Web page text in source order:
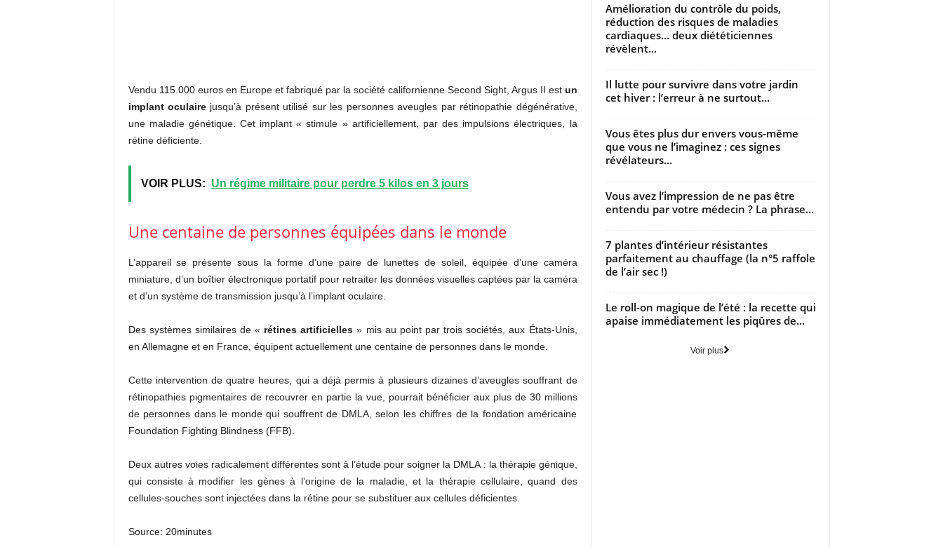
Vendu 115.000 euros en Europe et fabriqué par la société californienne Second Sight, Argus II est un
implant oculairejusqu’à présent utilisé sur les personnes aveugles par rétinopathie dégénérative,
une maladie génétique. Cet implant « stimule » artificiellement, par des impulsions électriques, la
rétine déficiente.
VOIR PLUS: Un régime militaire pour perdre 5 kilos en 3 jours
Une centaine de personnes équipées dans le monde
L’appareil se présente sous la forme d’une paire de lunettes de soleil, équipée d’une caméra
miniature, d’un boîtier électronique portatif pour retraiter les données visuelles captées par la caméra
et d’un système de transmission jusqu’à l’implant oculaire.
Des systèmes similaires de « rétines artificielles » mis au point par trois sociétés, aux États-Unis,
en Allemagne et en France, équipent actuellement une centaine de personnes dans le monde.
Cette intervention de quatre heures, qui a déjà permis à plusieurs dizaines d’aveugles souffrant de
rétinopathies pigmentaires de recouvrer en partie la vue, pourrait bénéficier aux plus de 30 millions
de personnes dans le monde qui souffrent de DMLA, selon les chiffres de la fondation américaine
Foundation Fighting Blindness (FFB).
Deux autres voies radicalement différentes sont à l’étude pour soigner la DMLA : la thérapie génique,
qui consiste à modifier les gènes à l’origine de la maladie, et la thérapie cellulaire, quand des
cellules-souches sont injectées dans la rétine pour se substituer aux cellules déficientes.
Source: 20minutes
Amélioration du contrôle du poids,
réduction des risques de maladies
cardiaques… deux diététiciennes
révèlent...
Il lutte pour survivre dans votre jardin
cet hiver : l’erreur à ne surtout...
Vous êtes plus dur envers vous-même
que vous ne l’imaginez : ces signes
révélateurs...
Vous avez l’impression de ne pas être
entendu par votre médecin ? La phrase...
7 plantes d’intérieur résistantes
parfaitement au chauffage (la n°5 raffole
de l’air sec !)
Le roll-on magique de l’été : la recette qui
apaise immédiatement les piqûres de...
Voir plus